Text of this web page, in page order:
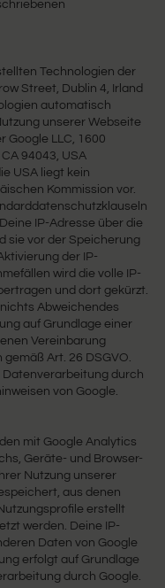
Technologien der
Street, Dublin 4, Irland
automatisch
unserer Webseite
Google LLC, 1600
94043, USA
USA liegt kein
Kommission vor.
IP-Adresse über die
sie vor der Speicherung
der IP-
wird die volle IP-
und dort gekürzt.
Abweichendes
auf Grundlage einer
Vereinbarung
Art. 26 DSGVO.
durch
von Google.
mit Google Analytics
Geräte- und Browser-
Nutzung unserer
aus denen
erstellt
werden. Deine IP-
Daten von Google
erfolgt auf Grundlage
durch Google.